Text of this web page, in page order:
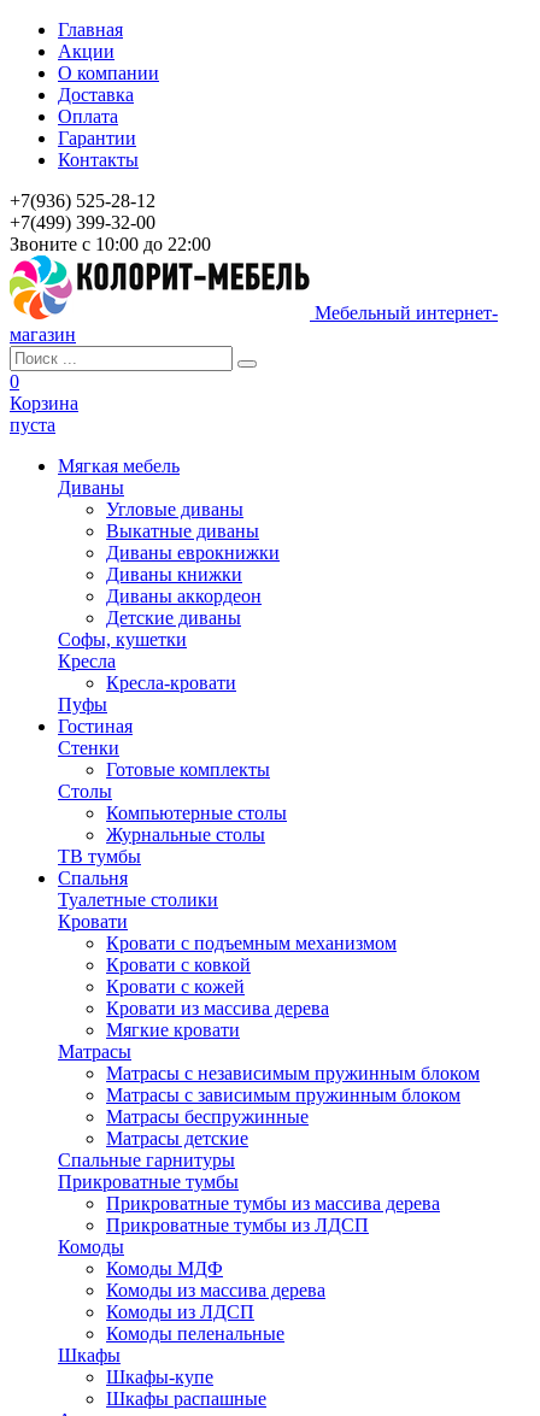
Главная
Акции
О компании
Доставка
Оплата
Гарантии
Контакты
+7(936) 525-28-12
+7(499) 399-32-00
Звоните с 10:00 до 22:00
Мебельный интернет-
магазин
0
Корзина
пуста
Мягкая мебель
Диваны
Угловые диваны
Выкатные диваны
Диваны еврокнижки
Диваны книжки
Диваны аккордеон
Детские диваны
Софы, кушетки
Кресла
Кресла-кровати
Пуфы
Гостиная
Стенки
Готовые комплекты
Столы
Компьютерные столы
Журнальные столы
ТВ тумбы
Спальня
Туалетные столики
Кровати
Кровати с подъемным механизмом
Кровати с ковкой
Кровати с кожей
Кровати из массива дерева
Мягкие кровати
Матрасы
Матрасы с независимым пружинным блоком
Матрасы с зависимым пружинным блоком
Матрасы беспружинные
Матрасы детские
Спальные гарнитуры
Прикроватные тумбы
Прикроватные тумбы из массива дерева
Прикроватные тумбы из ЛДСП
Комоды
Комоды МДФ
Комоды из массива дерева
Комоды из ЛДСП
Комоды пеленальные
Шкафы
Шкафы-купе
Шкафы распашные